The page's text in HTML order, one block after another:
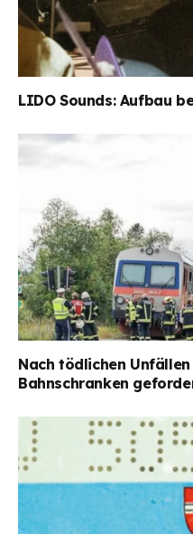
LIDO Sounds: Aufbau
Nach tödlichen
Bahnschranken